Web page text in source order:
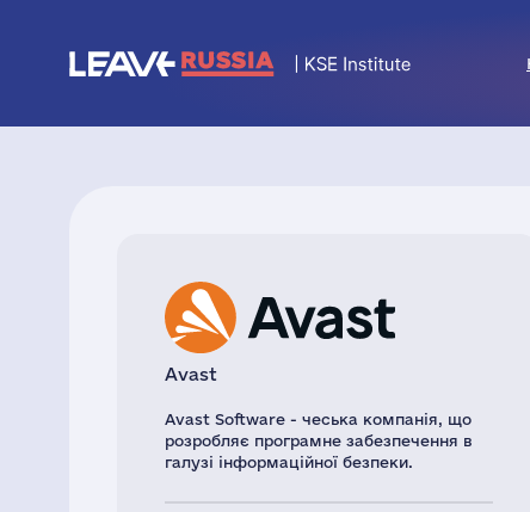
Avast
Avast Software - чеська компанія, що
розробляє програмне забезпечення в
галузі інформаційної безпеки.